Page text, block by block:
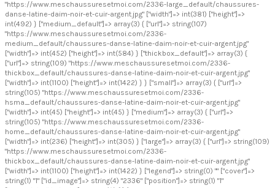
"https://www.meschaussuresetmoi.com/2336-large_default/chaussures-
danse-latine-daim-noir-et-cuir-argent.jpg" ["width"]=> int(381) ["height"]=>
int(492) } ["medium_default"]=> array(3) { ["url"]=> string(107)
"https://www.meschaussuresetmoi.com/2336-
medium_default/chaussures-danse-latine-daim-noir-et-cuir-argent.jpg"
["width"]=> int(452) ["height"]=> int(584) } ["thickbox_default"]=> array(3) {
["url"]=> string(109) "https://www.meschaussuresetmoi.com/2336-
thickbox_default/chaussures-danse-latine-daim-noir-et-cuir-argent.jpg"
["width"]=> int(1100) ["height"]=> int(1422) } } ["small"]=> array(3) { ["url"]=>
string(105) "https://www.meschaussuresetmoi.com/2336-
hsma_default/chaussures-danse-latine-daim-noir-et-cuir-argent.jpg"
["width"]=> int(45) ["height"]=> int(45) } ["medium"]=> array(3) { ["url"]=>
string(105) "https://www.meschaussuresetmoi.com/2336-
home_default/chaussures-danse-latine-daim-noir-et-cuir-argent.jpg"
["width"]=> int(236) ["height"]=> int(305) } ["large"]=> array(3) { ["url"]=> string(109)
"https://www.meschaussuresetmoi.com/2336-
thickbox_default/chaussures-danse-latine-daim-noir-et-cuir-argent.jpg"
["width"]=> int(1100) ["height"]=> int(1422) } ["legend"]=> string(0) "" ["cover"]=>
string(1) "1" ["id_image"]=> string(4) "2336" ["position"]=> string(1) "1"